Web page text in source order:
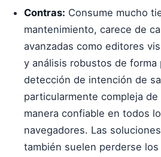
Contras: Consume mucho
mantenimiento, carece de
avanzadas como editores
y análisis robustos de forma
detección de intención de
particularmente compleja
manera confiable en todos
navegadores. Las
también suelen perderse